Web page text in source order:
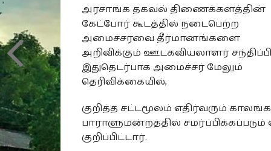
அரசாங்க தகவல் திணைக்களத்தின்
கேட்போர் கூடத்தில் நடைபெற்ற
அமைச்சரவை தீர்மானங்களை
அறிவிக்கும் ஊடகவியலாளர்
இதுதெடர்பாக அமைச்சர் மேலும்
தெரிவிக்கையில்,
குறித்த சட்டமூலம் எதிர்வரும்
பாராளுமன்றத்தில் சமர்ப்பிக்கப்படும்
குறிப்பிட்டார்.